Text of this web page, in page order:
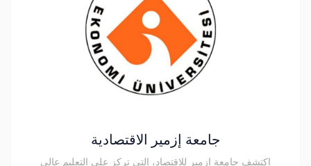
جامعة إزمير الاقتصادية
اكتشف جامعة إزمير للاقتصاد، التي تركز على التعليم عالي